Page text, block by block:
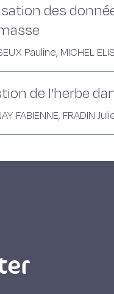
des
Pauline, MICHEL
de l’herbe
FABIENNE, FRADIN